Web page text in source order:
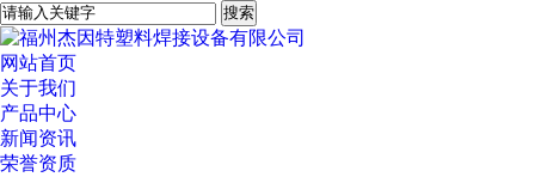
网站首页
关于我们
产品中心
新闻资讯
荣誉资质